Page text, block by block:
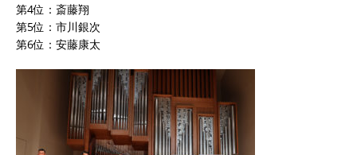
第4位：斎藤翔
第5位：市川銀次
第6位：安藤康太